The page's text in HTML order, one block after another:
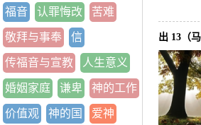
福音 认罪悔改 苦难
敬拜与事奉 信
传福音与宣教 人生意义
婚姻家庭 谦卑 神的工作
价值观 神的国 爱神
出 13（马